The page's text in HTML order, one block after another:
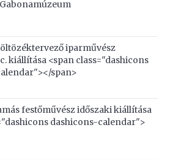
iparművész
kiállítása <span class="dashicons
span>
festőművész időszaki kiállítása
dashicons-calendar">